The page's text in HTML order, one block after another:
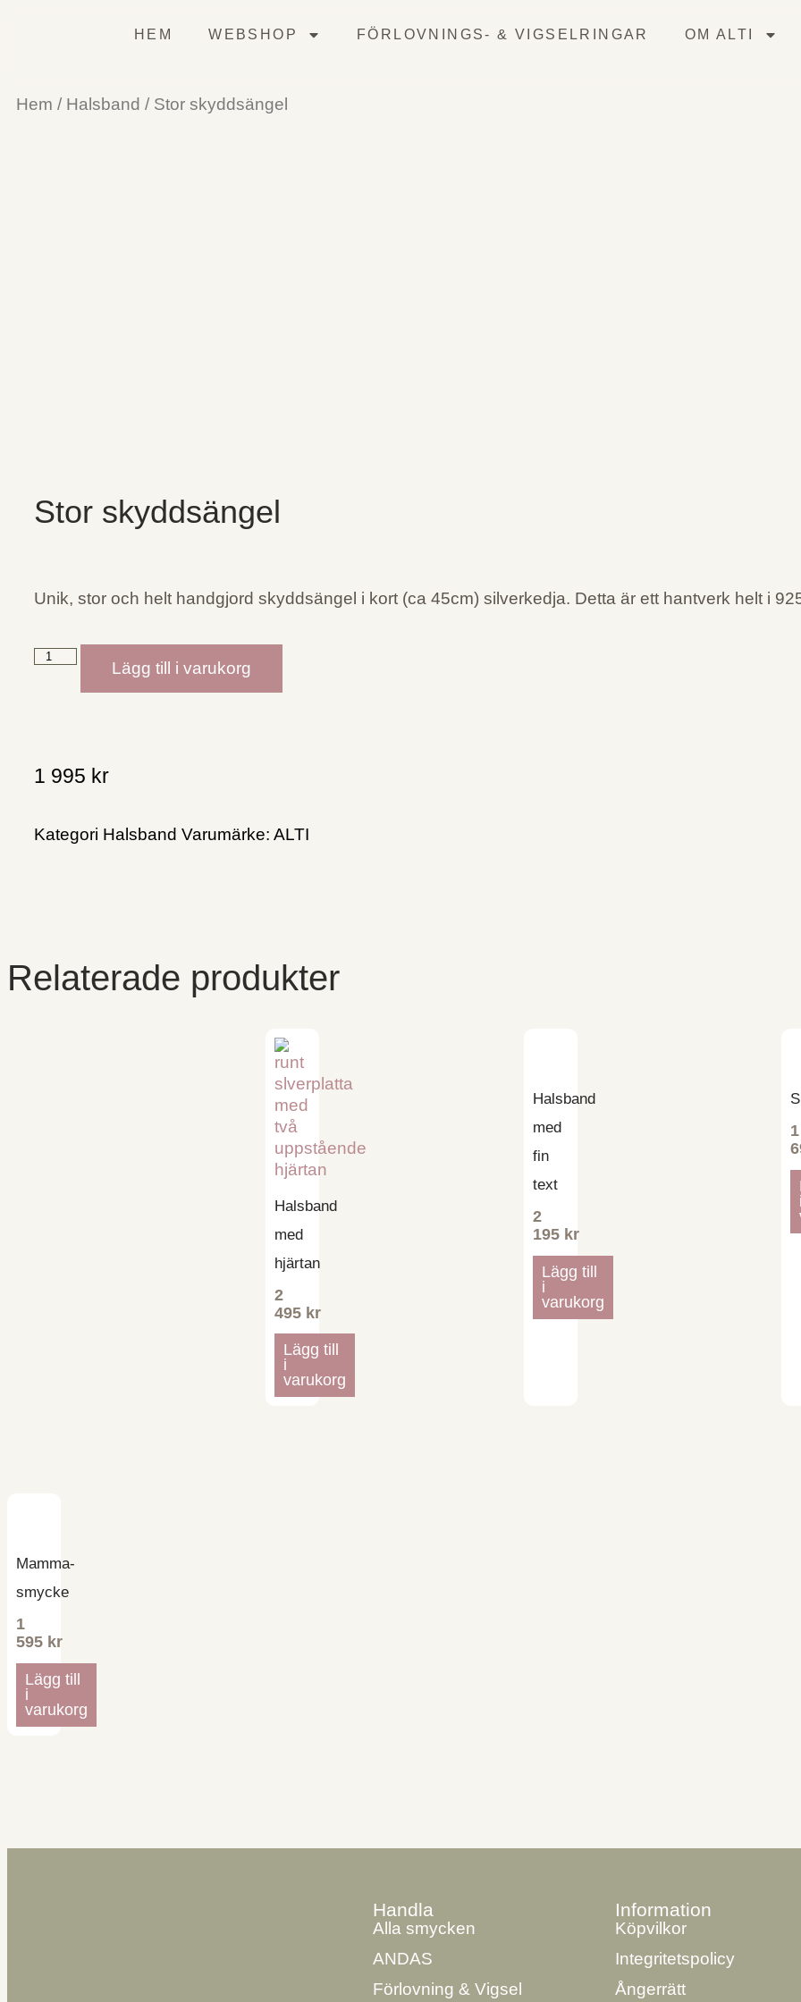
HEM WEBSHOP FÖRLOVNINGS- & VIGSELRINGAR OM ALTI
Hem / Halsband / Stor skyddsängel
Stor skyddsängel
Unik, stor och helt handgjord skyddsängel i kort (ca 45cm) silverkedja. Detta är ett hantverk helt i
Lägg till i varukorg
1 995 kr
Kategori Halsband Varumärke: ALTI
Relaterade produkter
Halsband
med
hjärtan
2
495 kr
Lägg till
i
varukorg
Halsband
med
fin
text
2
195 kr
Lägg till
i
varukorg
1
i
Mamma-
smycke
1
595 kr
Lägg till
i
varukorg
Handla
Alla smycken
ANDAS
Förlovning & Vigsel
Information
Köpvilkor
Integritetspolicy
Ångerrätt